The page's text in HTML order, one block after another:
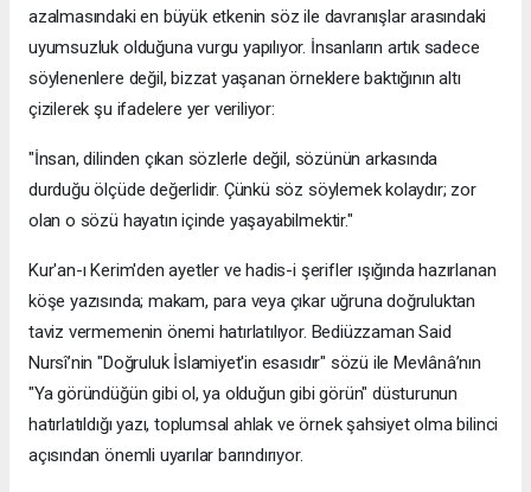
azalmasındaki en büyük etkenin söz ile davranışlar arasındaki
uyumsuzluk olduğuna vurgu yapılıyor. İnsanların artık sadece
söylenenlere değil, bizzat yaşanan örneklere baktığının altı
çizilerek şu ifadelere yer veriliyor:
​"İnsan, dilinden çıkan sözlerle değil, sözünün arkasında
durduğu ölçüde değerlidir. Çünkü söz söylemek kolaydır; zor
olan o sözü hayatın içinde yaşayabilmektir."
​Kur'an-ı Kerim'den ayetler ve hadis-i şerifler ışığında hazırlanan
köşe yazısında; makam, para veya çıkar uğruna doğruluktan
taviz vermemenin önemi hatırlatılıyor. Bediüzzaman Said
Nursî’nin "Doğruluk İslamiyet'in esasıdır" sözü ile Mevlânâ’nın
"Ya göründüğün gibi ol, ya olduğun gibi görün" düsturunun
hatırlatıldığı yazı, toplumsal ahlak ve örnek şahsiyet olma bilinci
açısından önemli uyarılar barındırıyor.